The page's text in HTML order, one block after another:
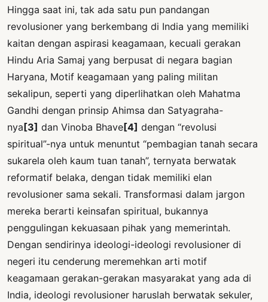
Hingga saat ini, tak ada satu pun pandangan
revolusioner yang berkembang di India yang memiliki
kaitan dengan aspirasi keagamaan, kecuali gerakan
Hindu Aria Samaj yang berpusat di negara bagian
Haryana, Motif keagamaan yang paling militan
sekalipun, seperti yang diperlihatkan oleh Mahatma
Gandhi dengan prinsip Ahimsa dan Satyagraha-
nya [3] dan Vinoba Bhave [4] dengan “revolusi
spiritual”-nya untuk menuntut “pembagian tanah secara
sukarela oleh kaum tuan tanah”, ternyata berwatak
reformatif belaka, dengan tidak memiliki elan
revolusioner sama sekali. Transformasi dalam jargon
mereka berarti keinsafan spiritual, bukannya
penggulingan kekuasaan pihak yang memerintah.
Dengan sendirinya ideologi-ideologi revolusioner di
negeri itu cenderung meremehkan arti motif
keagamaan gerakan-gerakan masyarakat yang ada di
India, ideologi revolusioner haruslah berwatak sekuler,